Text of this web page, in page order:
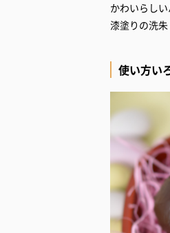
かわいらしい
漆塗りの洗
使い方い